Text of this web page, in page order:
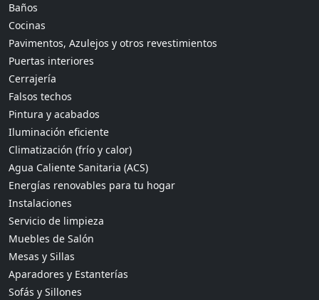
Baños
Cocinas
Pavimentos, Azulejos y otros revestimientos
Puertas interiores
Cerrajería
Falsos techos
Pintura y acabados
Iluminación eficiente
Climatización (frío y calor)
Agua Caliente Sanitaria (ACS)
Energías renovables para tu hogar
Instalaciones
Servicio de limpieza
Muebles de Salón
Mesas y Sillas
Aparadores y Estanterías
Sofás y Sillones